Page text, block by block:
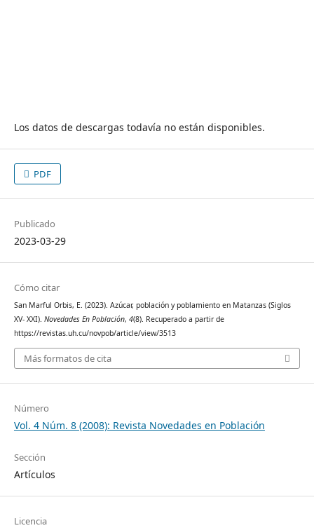
Los datos de descargas todavía no están disponibles.
PDF
Publicado
2023-03-29
Cómo citar
San Marful Orbis, E. (2023). Azúcar, población y poblamiento en Matanzas (Siglos
XV- XXI). Novedades En Población, 4(8). Recuperado a partir de
https://revistas.uh.cu/novpob/article/view/3513
Más formatos de cita
Número
Vol. 4 Núm. 8 (2008): Revista Novedades en Población
Sección
Artículos
Licencia